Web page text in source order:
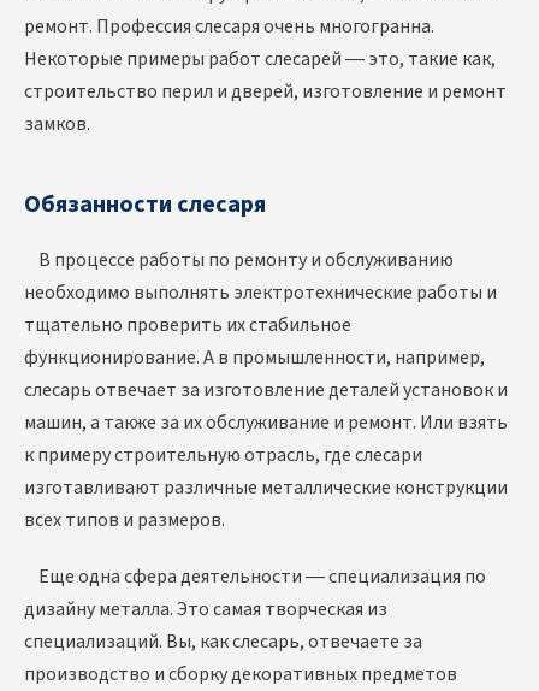
ремонт. Профессия слесаря очень многогранна.
Некоторые примеры работ слесарей — это, такие как,
строительство перил и дверей, изготовление и ремонт
замков.
Обязанности слесаря
В процессе работы по ремонту и обслуживанию
необходимо выполнять электротехнические работы и
тщательно проверить их стабильное
функционирование. А в промышленности, например,
слесарь отвечает за изготовление деталей установок и
машин, а также за их обслуживание и ремонт. Или взять
к примеру строительную отрасль, где слесари
изготавливают различные металлические конструкции
всех типов и размеров.
Еще одна сфера деятельности — специализация по
дизайну металла. Это самая творческая из
специализаций. Вы, как слесарь, отвечаете за
производство и сборку декоративных предметов